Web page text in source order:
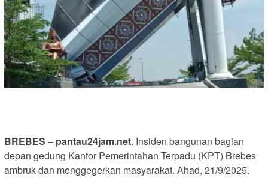
BREBES – pantau24jam.net. Insiden bangunan bagian
depan gedung Kantor Pemerintahan Terpadu (KPT) Brebes
ambruk dan menggegerkan masyarakat. Ahad, 21/9/2025.